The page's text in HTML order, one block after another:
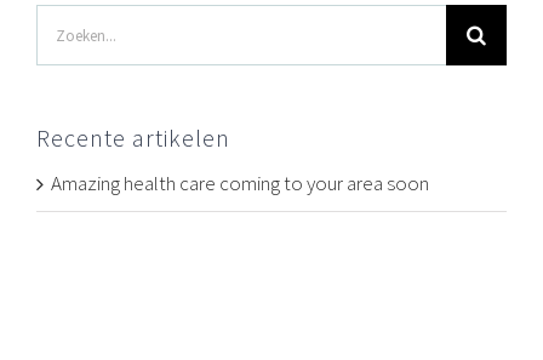
naar:
Recente artikelen
Amazing health care coming to your area soon